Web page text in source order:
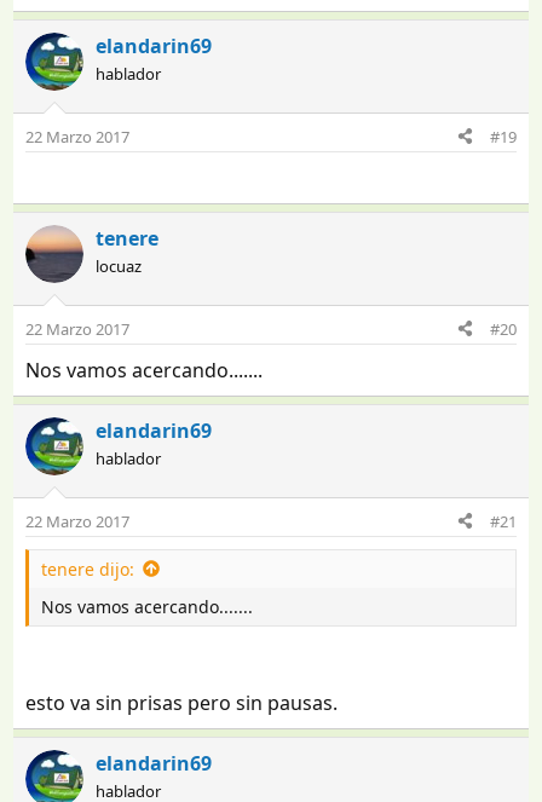
elandarin69
hablador
22 Marzo 2017 #19
tenere
locuaz
22 Marzo 2017 #20
Nos vamos acercando.......
elandarin69
hablador
22 Marzo 2017 #21
tenere dijo:
Nos vamos acercando.......
esto va sin prisas pero sin pausas.
elandarin69
hablador